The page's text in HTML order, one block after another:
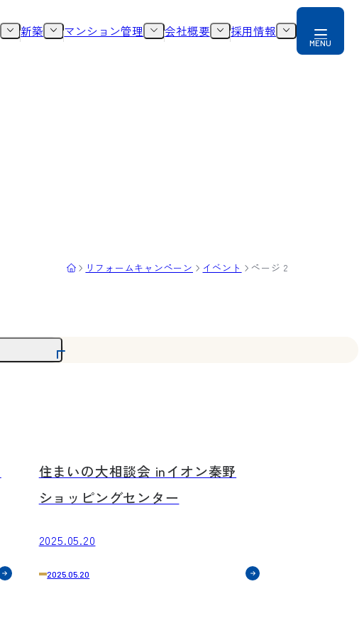
新築 マンション管理 会社概要 採用情報
リフォームキャンペーン イベント ページ 2
2025.05.20
住まいの大相談会 inイオン秦野
ショッピングセンター
2025.05.20